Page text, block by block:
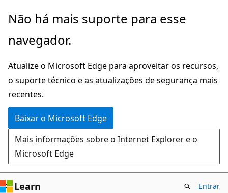
Pular
o
principal
Não há mais suporte para esse
navegador.
Atualize o Microsoft Edge para aproveitar os recursos,
o suporte técnico e as atualizações de segurança mais
recentes.
Baixar o Microsoft Edge
Mais informações sobre o Internet Explorer e o
Microsoft Edge
Learn Entrar